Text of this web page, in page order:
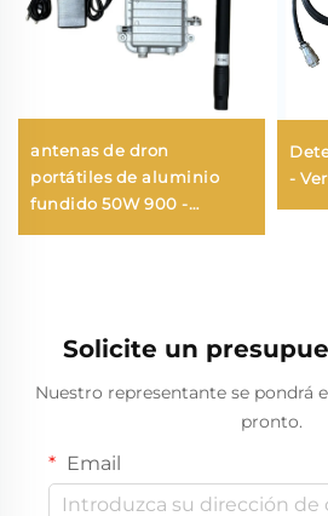
antenas de dron
portátiles de aluminio
fundido 50W 900 -
-
Solicite un
Nuestro representante se pondrá
pronto.
Email